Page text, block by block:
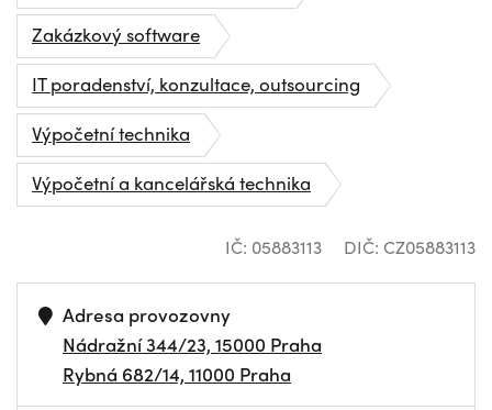
Zakázkový software
IT poradenství, konzultace, outsourcing
Výpočetní technika
Výpočetní a kancelářská technika
IČ: 05883113 DIČ: CZ05883113
Adresa provozovny
Nádražní 344/23, 15000 Praha
Rybná 682/14, 11000 Praha